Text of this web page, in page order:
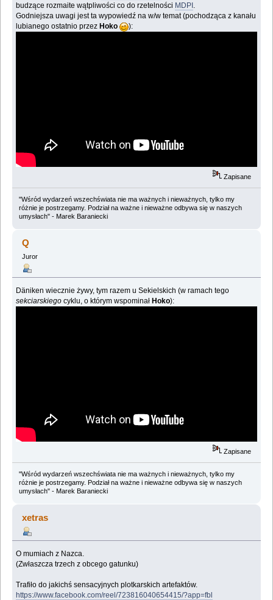
budzące rozmaite wątpliwości co do rzetelności MDPI.
Godniejsza uwagi jest ta wypowiedź na w/w temat (pochodząca z kanału
lubianego ostatnio przezHoko ):
Zapisane
"Wśród wydarzeń wszechświata nie ma ważnych i nieważnych, tylko my
różnie je postrzegamy. Podział na ważne i nieważne odbywa się w naszych
umysłach" - Marek Baraniecki
Q
Juror
Däniken wiecznie żywy, tym razem u Sekielskich (w ramach tego
sekciarskiego cyklu, o którym wspominałHoko):
Zapisane
"Wśród wydarzeń wszechświata nie ma ważnych i nieważnych, tylko my
różnie je postrzegamy. Podział na ważne i nieważne odbywa się w naszych
umysłach" - Marek Baraniecki
xetras
O mumiach z Nazca.
(Zwłaszcza trzech z obcego gatunku)
Trafiło do jakichś sensacyjnych plotkarskich artefaktów.
https://www.facebook.com/reel/723816040654415/?app=fbl